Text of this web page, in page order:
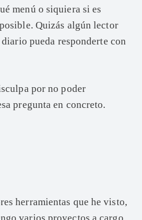
menú o siquiera si es
Quizás algún lector
pueda responderte con
por no poder
pregunta en concreto.
herramientas que he visto,